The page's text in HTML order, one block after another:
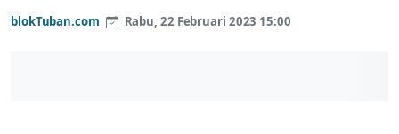
blokTuban.com Rabu, 22 Februari 2023 15:00